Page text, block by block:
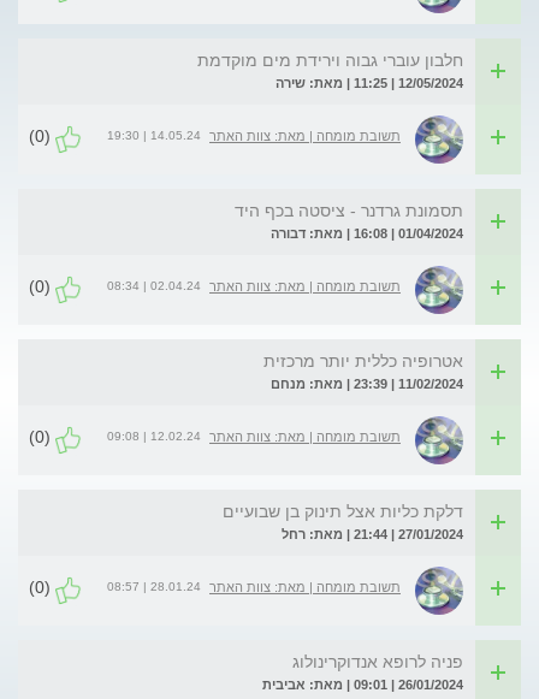
חלבון עוברי גבוה וירידת מים מוקדמת
12/05/2024 | 11:25 | מאת: שירה
תשובת מומחה | מאת: צוות האתר 14.05.24 | 19:30
(0)
תסמונת גרדנר - ציסטה בכף היד
01/04/2024 | 16:08 | מאת: דבורה
תשובת מומחה | מאת: צוות האתר 02.04.24 | 08:34
(0)
אטרופיה כללית יותר מרכזית
11/02/2024 | 23:39 | מאת: מנחם
תשובת מומחה | מאת: צוות האתר 12.02.24 | 09:08
(0)
דלקת כליות אצל תינוק בן שבועיים
27/01/2024 | 21:44 | מאת: רחל
תשובת מומחה | מאת: צוות האתר 28.01.24 | 08:57
(0)
פניה לרופא אנדוקרינולוג
26/01/2024 | 09:01 | מאת: אביבית